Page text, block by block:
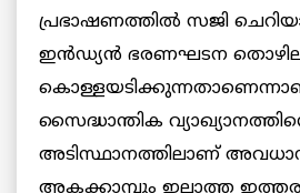
പ്രഭാഷണത്തില്‍ സജി
ഇൻഡ്യന്‍ ഭരണഘടന
സൈദ്ധാന്തിക
അടിസ്ഥാനത്തിലാണ്
അകക്കാമ്പും ഇല്ലാത്ത